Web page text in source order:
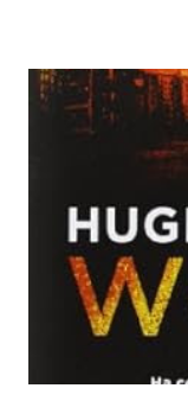
tutti ma ogni volta
scelta! Dalla tbr
colori del blu,
molto. Mi è
rapporto con il
Alla fine mi stavo
Tahereh Mafi ★